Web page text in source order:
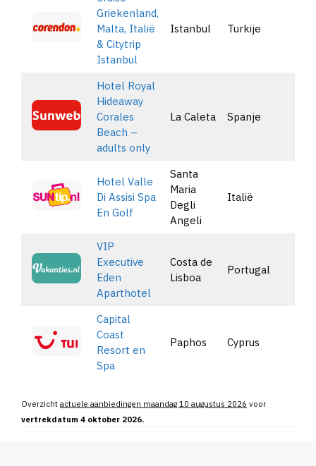
Griekenland,
Malta, Italië
& Citytrip
Istanbul
Istanbul Turkije
Hotel Royal
Hideaway
Corales
Beach –
adults only
La Caleta Spanje
Hotel Valle
Di Assisi Spa
En Golf
Santa
Maria
Degli
Angeli
Italië
VIP
Executive
Eden
Aparthotel
Costa de
Lisboa
Portugal
Capital
Coast
Resort en
Spa
Paphos Cyprus
Overzicht actuele aanbiedingen maandag 10 augustus 2026 voor
vertrekdatum 4 oktober 2026.